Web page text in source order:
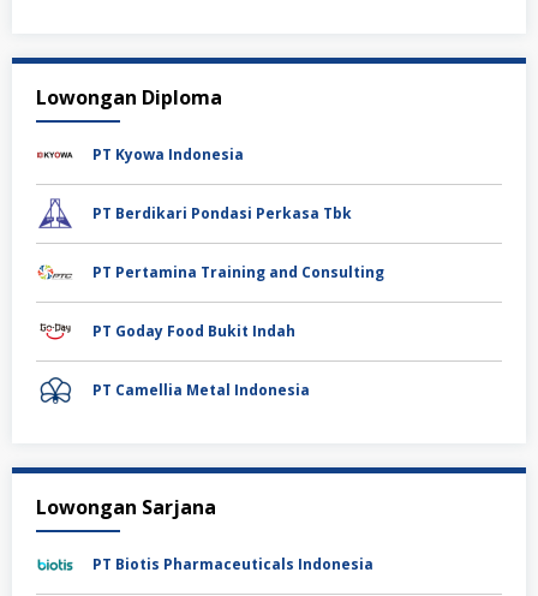
Lowongan Diploma
PT Kyowa Indonesia
PT Berdikari Pondasi Perkasa Tbk
PT Pertamina Training and Consulting
PT Goday Food Bukit Indah
PT Camellia Metal Indonesia
Lowongan Sarjana
PT Biotis Pharmaceuticals Indonesia